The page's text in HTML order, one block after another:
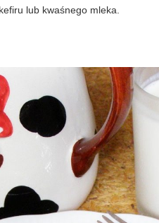
lub kwaśnego mleka.